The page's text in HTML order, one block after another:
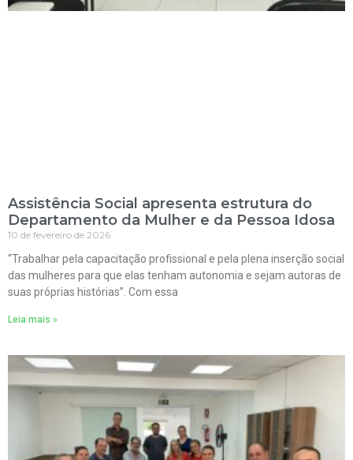
Assistência Social apresenta estrutura do
Departamento da Mulher e da Pessoa Idosa
10 de fevereiro de 2026
“Trabalhar pela capacitação profissional e pela plena inserção social
das mulheres para que elas tenham autonomia e sejam autoras de
suas próprias histórias”. Com essa
Leia mais »